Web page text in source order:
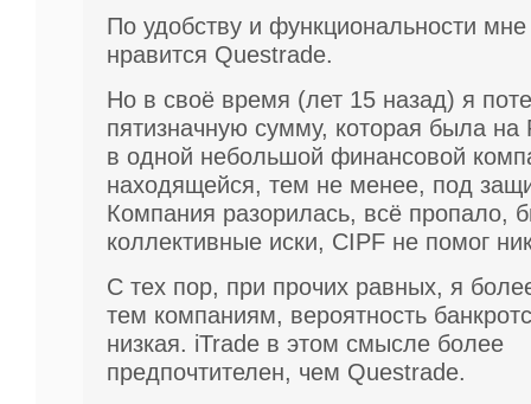
По удобству и функциональности мне
нравится Questrade.
Но в своё время (лет 15 назад) я
пятизначную сумму, которая была на
в одной небольшой финансовой
находящейся, тем не менее, под
Компания разорилась, всё пропало,
коллективные иски, CIPF не помог
С тех пор, при прочих равных, я
тем компаниям, вероятность
низкая. iTrade в этом смысле более
предпочтителен, чем Questrade.